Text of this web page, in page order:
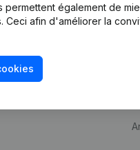
permettent également de
Ceci afin d'améliorer la